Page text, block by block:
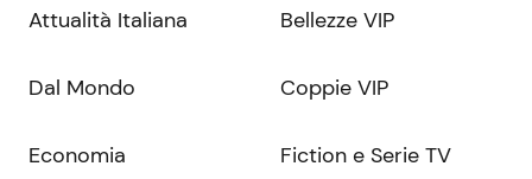
Attualità Italiana
Dal Mondo
Economia
Bellezze VIP
Coppie VIP
Fiction e Serie TV